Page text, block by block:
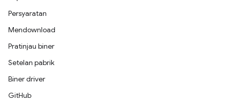
Persyaratan
Mendownload
Pratinjau biner
Setelan pabrik
Biner driver
GitHub